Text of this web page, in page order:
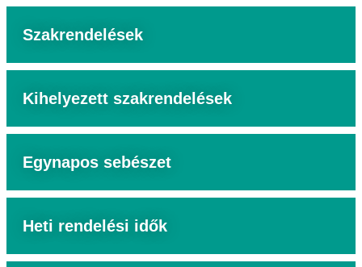
Szakrendelések
Kihelyezett szakrendelések
Egynapos sebészet
Heti rendelési idők